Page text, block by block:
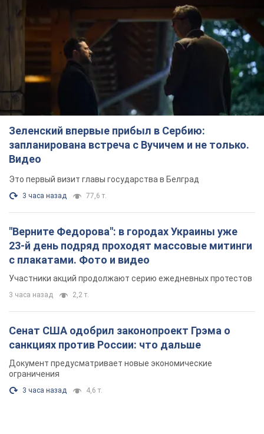
Зеленский впервые прибыл в Сербию:
запланирована встреча с Вучичем и не только.
Видео
Это первый визит главы государства в Белград
3 часа назад 77,6 т.
"Верните Федорова": в городах Украины уже
23-й день подряд проходят массовые митинги
с плакатами. Фото и видео
Участники акций продолжают серию ежедневных протестов
3 часа назад 2,2 т.
Сенат США одобрил законопроект Грэма о
санкциях против России: что дальше
Документ предусматривает новые экономические
ограничения
3 часа назад 4,6 т.